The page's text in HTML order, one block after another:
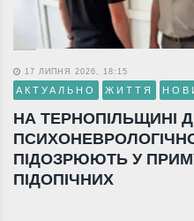
17 ЛИПНЯ 2026, 18:15
АКТУАЛЬНО ЖИТТЯ
НА ТЕРНОПІЛЬЩИНІ
ПІДОЗРЮЮТЬ У
ПІДОПІЧНИХ